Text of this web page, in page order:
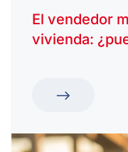
El vendedor
vivienda: